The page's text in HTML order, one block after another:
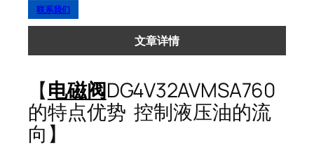
联系我们
文章详情
【电磁阀DG4V32AVMSA760
的特点优势 控制液压油的流
向】